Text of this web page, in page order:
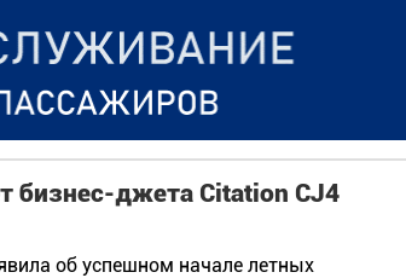
бизнес-джета Citation CJ4
об успешном начале летных